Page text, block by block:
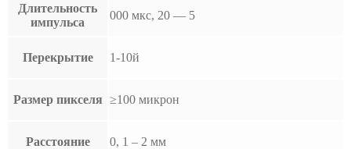
Длительность
импульса
000 мкс, 20 — 5
Перекрытие 1-10й
Размер пикселя ≥100 микрон
Расстояние 0, 1 – 2 мм